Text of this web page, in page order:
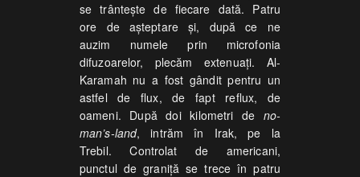
se trânteşte de fiecare dată. Patru
ore de aşteptare şi, după ce ne
auzim numele prin microfonia
difuzoarelor, plecăm extenuaţi. Al-
Karamah nu a fost gândit pentru un
astfel de flux, de fapt reflux, de
oameni. După doi kilometri de no-
man’s-land, intrăm în Irak, pe la
Trebil. Controlat de americani,
punctul de graniţă se trece în patru